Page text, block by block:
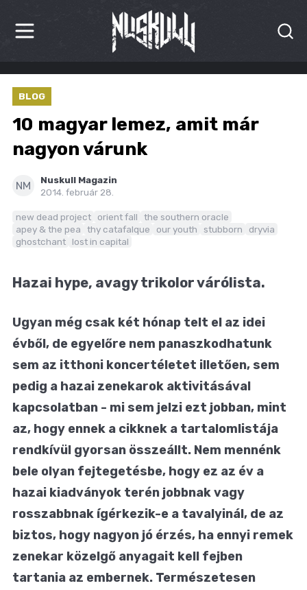
HÍREK
KRITIKÁK
BESZÁMOLÓK
KULT
BLOG
10 magyar lemez, amit már
nagyon várunk
NM
Nuskull Magazin
2014. február 28.
new dead project orient fall
the southern oracle
apey & the pea
thy catafalque our youth stubborn
dryvia
ghostchant
lost in capital
Hazai hype, avagy trikolor várólista.
Ugyan még csak két hónap telt el az idei
évből, de egyelőre nem panaszkodhatunk
sem az itthoni koncertéletet illetően, sem
pedig a hazai zenekarok aktivitásával
kapcsolatban - mi sem jelzi ezt jobban, mint
az, hogy ennek a cikknek a tartalomlistája
rendkívül gyorsan összeállt. Nem mennénk
bele olyan fejtegetésbe, hogy ez az év a
hazai kiadványok terén jobbnak vagy
rosszabbnak ígérkezik-e a tavalyinál, de az
biztos, hogy nagyon jó érzés, ha ennyi remek
zenekar közelgő anyagait kell fejben
tartania az embernek. Természetesen